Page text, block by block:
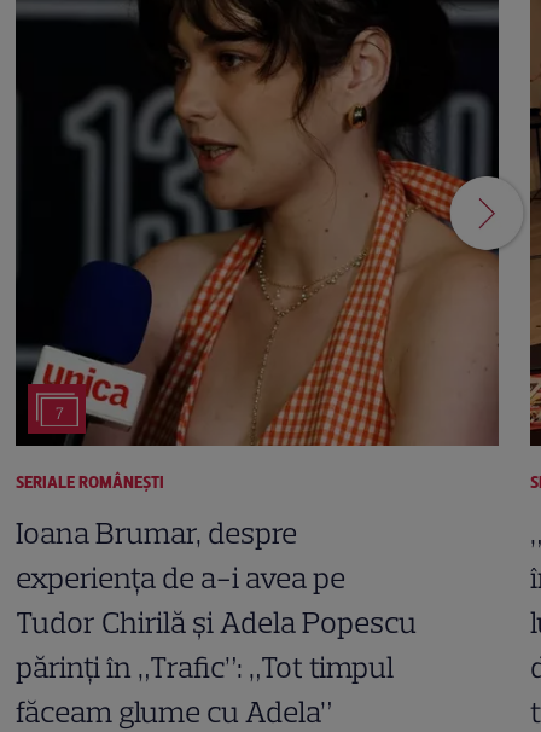
7
SERIALE ROMÂNEŞTI
Ioana Brumar, despre
experiența de a-i avea pe
Tudor Chirilă și Adela Popescu
părinți în „Trafic”: „Tot timpul
făceam glume cu Adela”